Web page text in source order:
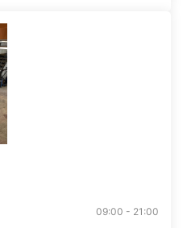
09:00 - 21:00